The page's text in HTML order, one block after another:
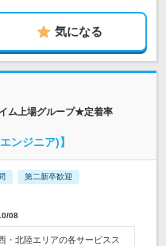
気になる
ム上場グループ★定着率
ンジニア)】
第二新卒歓迎
08
・北陸エリアの各サービスス